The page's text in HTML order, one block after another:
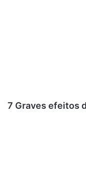
7 Graves efeitos